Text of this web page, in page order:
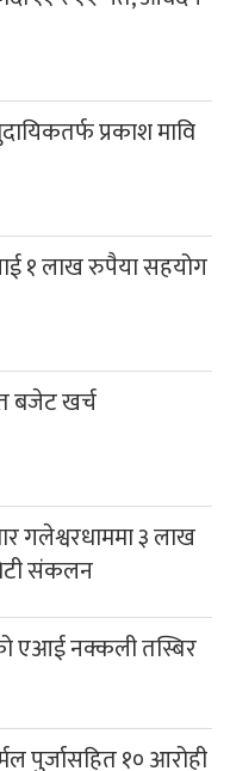
प्रकाश मावि
१ लाख रुपैया सहयोग
गलेश्वरधाममा ३ लाख
संकलन
पुर्जासहित १० आरोही